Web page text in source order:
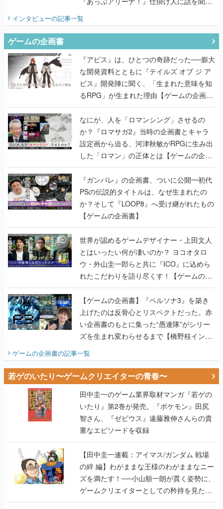
てみた
インタビューの記事一覧
ゲームの企画書
『アビス』は、ひとつの奇跡だった──膨大
な開発資料とともに『テイルズ オブ ジ ア
ビス』開発陣に聞く、「生まれた意味を知
るRPG」が生まれた理由【ゲームの企画
書】
なにが、人を「ロマンシング」させるの
か？『ロマサガ2』当時の企画書とキャラ
設定画から迫る、河津秋敏がRPGに生み出
した「ロマン」の正体とは【ゲームの企画
書】
『ガンパレ』の企画書、ついに公開━初代
PSの伝説的タイトルは、なぜ生まれたの
か？そして『LOOP8』へ受け継がれたもの
【ゲームの企画書】
世界が認めるゲームデザイナー・上田文人
とはいったい何が凄いのか？ ヨコオタロ
ウ・外山圭一郎らと共に『ICO』に込めら
れたこだわりを語り尽くす！【ゲームの企
画書】
【ゲームの企画書】『ペルソナ3』を築き
上げたのは反骨心とリスペクトだった。赤
い企画書のもとに集った“愚連隊”がシリー
ズを生まれ変わらせるまで【橋野桂インタ
ビュー】
ゲームの企画書の記事一覧
若ゲのいたり〜ゲームクリエイターの青春〜
田中圭一のゲーム業界取材マンガ『若ゲの
いたり』第2巻が発売。『ポケモン』田尻
智さん、『ゼビウス』遠藤雅伸さんらの貴
重なエピソードを収録
【田中圭一連載：アイマス/ガンダム 戦場
の絆 編】わがままな王様のわがままなニー
ズを満たす！──小山順一朗が貫く姿勢に、
ゲームクリエイターとしての矜持を見た
【若ゲのいたり最終回】